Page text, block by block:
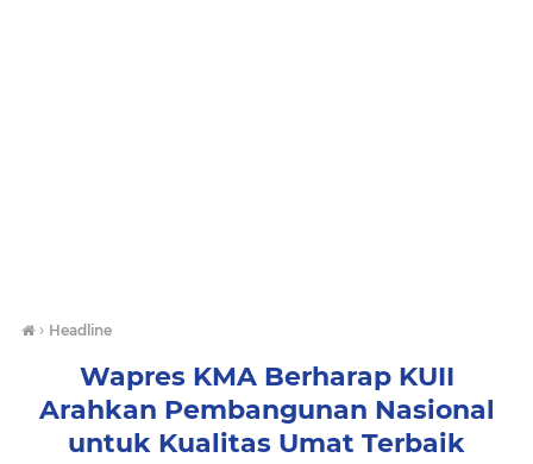
› Headline
Wapres KMA Berharap KUII
Arahkan Pembangunan Nasional
untuk Kualitas Umat Terbaik